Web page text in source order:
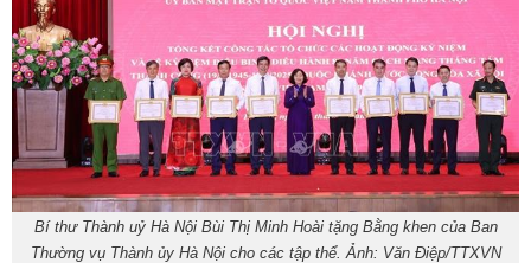
Bí thư Thành uỷ Hà Nội Bùi Thị Minh Hoài tặng Bằng khen của Ban
Thường vụ Thành ủy Hà Nội cho các tập thể. Ảnh: Văn Điệp/TTXVN